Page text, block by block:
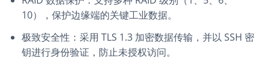
10），保护边缘端的关键工业数据。
极致安全性：采用 TLS 1.3 加密数据传输，并以 SSH 密
钥进行身份验证，防止未授权访问。